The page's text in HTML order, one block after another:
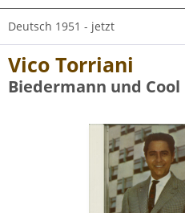
Deutsch 1951 - jetzt
Vico Torriani
Biedermann und Cool